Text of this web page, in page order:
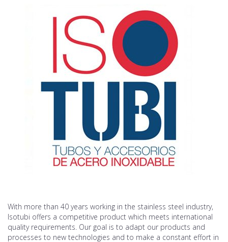
With more than 40 years working in the stainless steel industry,
Isotubi offers a competitive product which meets international
quality requirements. Our goal is to adapt our products and
processes to new technologies and to make a constant effort in